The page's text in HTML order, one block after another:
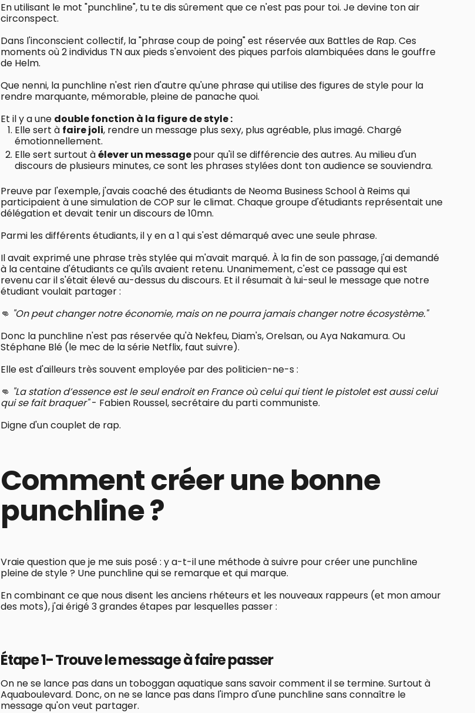
En utilisant le mot "punchline", tu te dis sûrement que ce n'est pas pour toi. Je devine ton air
circonspect.
Dans l'inconscient collectif, la "phrase coup de poing" est réservée aux Battles de Rap. Ces
moments où 2 individus TN aux pieds s'envoient des piques parfois alambiquées dans le gouffre
de Helm.
Que nenni, la punchline n'est rien d'autre qu'une phrase qui utilise des figures de style pour la
rendre marquante, mémorable, pleine de panache quoi.
Et il y a une double fonction à la figure de style :
Elle sert à faire joli, rendre un message plus sexy, plus agréable, plus imagé. Chargé
émotionnellement.
Elle sert surtout àélever un messagepour qu'il se différencie des autres. Au milieu d'un
discours de plusieurs minutes, ce sont les phrases stylées dont ton audience se souviendra.
Preuve par l'exemple, j'avais coaché des étudiants de Neoma Business School à Reims qui
participaient à une simulation de COP sur le climat. Chaque groupe d'étudiants représentait une
délégation et devait tenir un discours de 10mn.
Parmi les différents étudiants, il y en a 1 qui s'est démarqué avec une seule phrase.
Il avait exprimé une phrase très stylée qui m'avait marqué. À la fin de son passage, j'ai demandé
à la centaine d'étudiants ce qu'ils avaient retenu. Unanimement, c'est ce passage qui est
revenu car il s'était élevé au-dessus du discours. Et il résumait à lui-seul le message que notre
étudiant voulait partager :
👊 "On peut changer notre économie, mais on ne pourra jamais changer notre écosystème."
Donc la punchline n'est pas réservée qu'à Nekfeu, Diam's, Orelsan, ou Aya Nakamura. Ou
Stéphane Blé (le mec de la série Netflix, faut suivre).
Elle est d'ailleurs très souvent employée par des politicien-ne-s :
👊 "La station d’essence est le seul endroit en France où celui qui tient le pistolet est aussi celui
qui se fait braquer"- Fabien Roussel, secrétaire du parti communiste.
Digne d'un couplet de rap.
Comment créer une bonne
punchline ?
Vraie question que je me suis posé : y a-t-il une méthode à suivre pour créer une punchline
pleine de style ? Une punchline qui se remarque et qui marque.
En combinant ce que nous disent les anciens rhéteurs et les nouveaux rappeurs (et mon amour
des mots), j'ai érigé 3 grandes étapes par lesquelles passer :
Étape 1- Trouve le message à faire passer
On ne se lance pas dans un toboggan aquatique sans savoir comment il se termine. Surtout à
Aquaboulevard. Donc, on ne se lance pas dans l'impro d'une punchline sans connaître le
message qu'on veut partager.